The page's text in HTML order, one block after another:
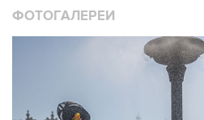
ФОТОГАЛЕРЕИ